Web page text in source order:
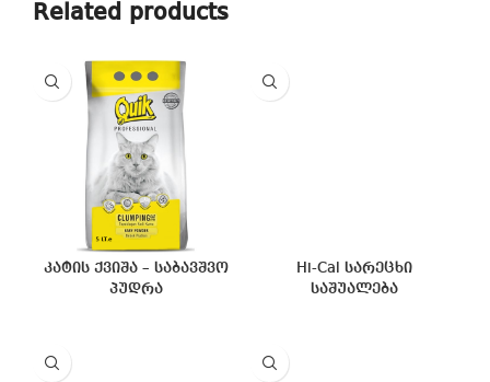
Related products
კატის ქვიშა – საბავშვო
პუდრა
Hi-Cal სარეცხი
საშუალება